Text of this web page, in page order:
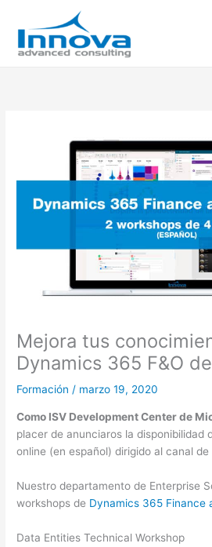
contenido
Mejora tus
Dynamics 365 F&O
Formación / marzo 19, 2020
Como ISV Development Center de
placer de anunciaros la disponibilidad
online (en español) dirigido al canal
Nuestro departamento de Enterprise
workshops de Dynamics 365 Finance
Data Entities Technical Workshop